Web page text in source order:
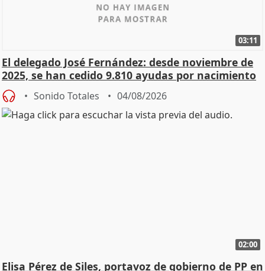
03:11
El delegado José Fernández: desde noviembre de
2025, se han cedido 9.810 ayudas por nacimiento
Sonido Totales 04/08/2026
02:00
Elisa Pérez de Siles, portavoz de gobierno de PP en